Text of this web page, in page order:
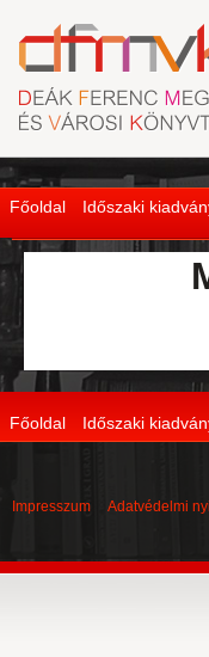
Főoldal Időszaki
Főoldal Időszaki
Impresszum Adatvédelmi